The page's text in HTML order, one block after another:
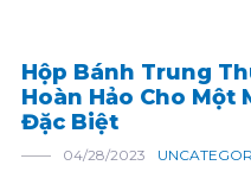
Hộp Bánh Trung
Hoàn Hảo Cho Một
Đặc Biệt
04/28/2023